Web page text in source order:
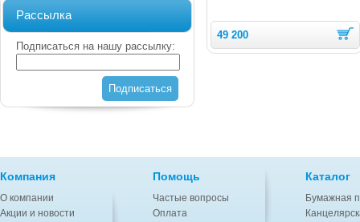
Рассылка
Подписаться на нашу рассылку:
Подписаться
49 200
Компания
О компании
Акции и новости
Помощь
Частые вопросы
Оплата
Каталог
Бумажная